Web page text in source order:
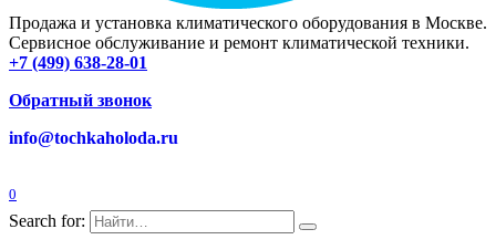
Продажа и установка климатического оборудования в Москве.
Сервисное обслуживание и ремонт климатической техники.
+7 (499) 638-28-01
Обратный звонок
info@tochkaholoda.ru
0
Search for: